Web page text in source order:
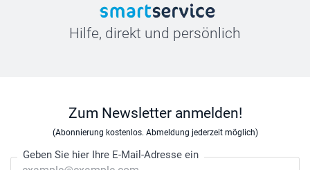
Hilfe, direkt und persönlich
Zum Newsletter anmelden!
(Abonnierung kostenlos. Abmeldung jederzeit möglich)
Geben Sie hier Ihre E-Mail-Adresse ein